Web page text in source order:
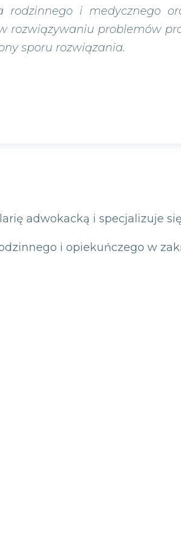
rodzinnego i medycznego
rozwiązywaniu problemów
sporu rozwiązania.
adwokacką i specjalizuje
i opiekuńczego w